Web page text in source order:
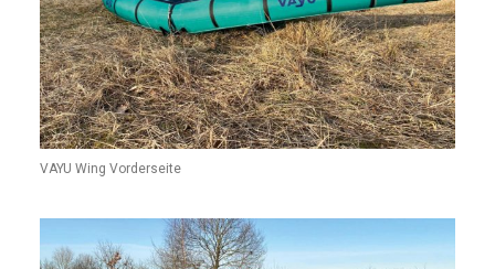
VAYU Wing Vorderseite